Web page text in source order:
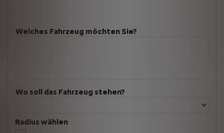
Welches Fahrzeug möchten Sie?
Wo soll das Fahrzeug stehen?
Radius wählen